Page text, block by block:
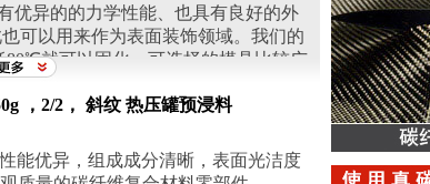
优异的的力学性能、也具有良好的外
可以用来作为表面装饰领域。我们的
就可以固化，可选择的模具比较广
，2/2， 斜纹 热压罐预浸料
能优异，组成成分清晰，表面光洁度